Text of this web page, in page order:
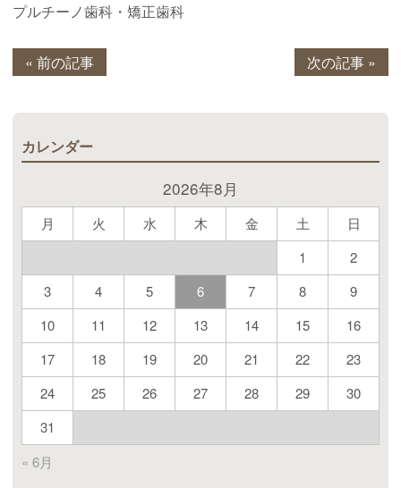
プルチーノ歯科・矯正歯科
« 前の記事 次の記事 »
カレンダー
2026年8月
月 火 水 木 金 土 日
« 6月
1
2
3
4 5 6 7 8
9
10
11 12 13 14 15
16
17
18 19 20 21 22
23
24
25 26 27 28 29
30
31